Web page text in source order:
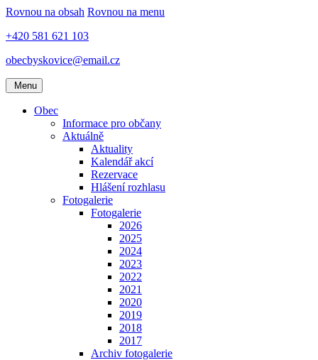
Rovnou na obsah Rovnou na menu
+420 581 621 103
obecbyskovice@email.cz
Menu
Obec
Informace pro občany
Aktuálně
Aktuality
Kalendář akcí
Rezervace
Hlášení rozhlasu
Fotogalerie
Fotogalerie
2026
2025
2024
2023
2022
2021
2020
2019
2018
2017
Archiv fotogalerie